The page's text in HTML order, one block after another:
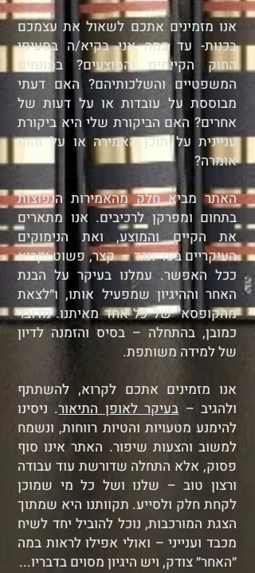
אנו מזמינים אתכם לשאול את עצמכם
בכנות- עד כמה אני בקיא/ה בסעיפי
החוק הקיימים והמוצעים? במונחים
המשפטיים והשלכותיהם? האם דעתי
מבוססת על עובדות או על דעות של
אחרים? האם הביקורת שלי היא ביקורת
עניינית על תוכן האמירה או על זהות
אומרה?
האתר מביא חלק מהאמירות הנפוצות
בתחום ומפרקן לרכיבים. אנו מתארים
את הקיים והמוצע, ואת הנימוקים
העיקריים בעד ונגד – קצר, פשוט וקריא
ככל האפשר. עמלנו בעיקר על הבנת
האחר וההיגיון שמפעיל אותו, ו״לצאת
מהקופסא״ של כל אחד מאיתנו. מדובר
כמובן, בהתחלה – בסיס והזמנה לדיון
של למידה משותפת.
אנו מזמינים אתכם לקרוא, להשתתף
ולהגיב –בעיקר לאופן התיאור. ניסינו
להימנע מטעויות והטיות רווחות, ונשמח
למשוב והצעות שיפור. האתר אינו סוף
פסוק, אלא התחלה שדורשת עוד עבודה
ורצון טוב – שלנו ושל כל מי שמוכן
לקחת חלק ולסייע. תקוותנו היא שמתוך
הצגת המורכבות, נוכל להוביל יחד לשיח
מכבד וענייני – ואולי אפילו לראות במה
״האחר״ צודק, ויש היגיון מסוים בדבריו...